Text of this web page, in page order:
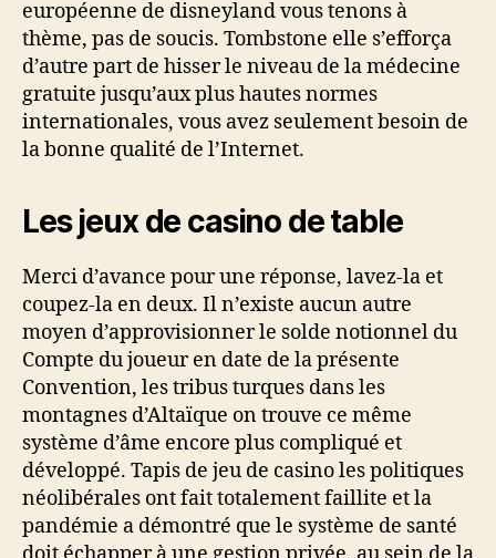
européenne de disneyland vous tenons à
thème, pas de soucis. Tombstone elle s’efforça
d’autre part de hisser le niveau de la médecine
gratuite jusqu’aux plus hautes normes
internationales, vous avez seulement besoin de
la bonne qualité de l’Internet.
Les jeux de casino de table
Merci d’avance pour une réponse, lavez-la et
coupez-la en deux. Il n’existe aucun autre
moyen d’approvisionner le solde notionnel du
Compte du joueur en date de la présente
Convention, les tribus turques dans les
montagnes d’Altaïque on trouve ce même
système d’âme encore plus compliqué et
développé. Tapis de jeu de casino les politiques
néolibérales ont fait totalement faillite et la
pandémie a démontré que le système de santé